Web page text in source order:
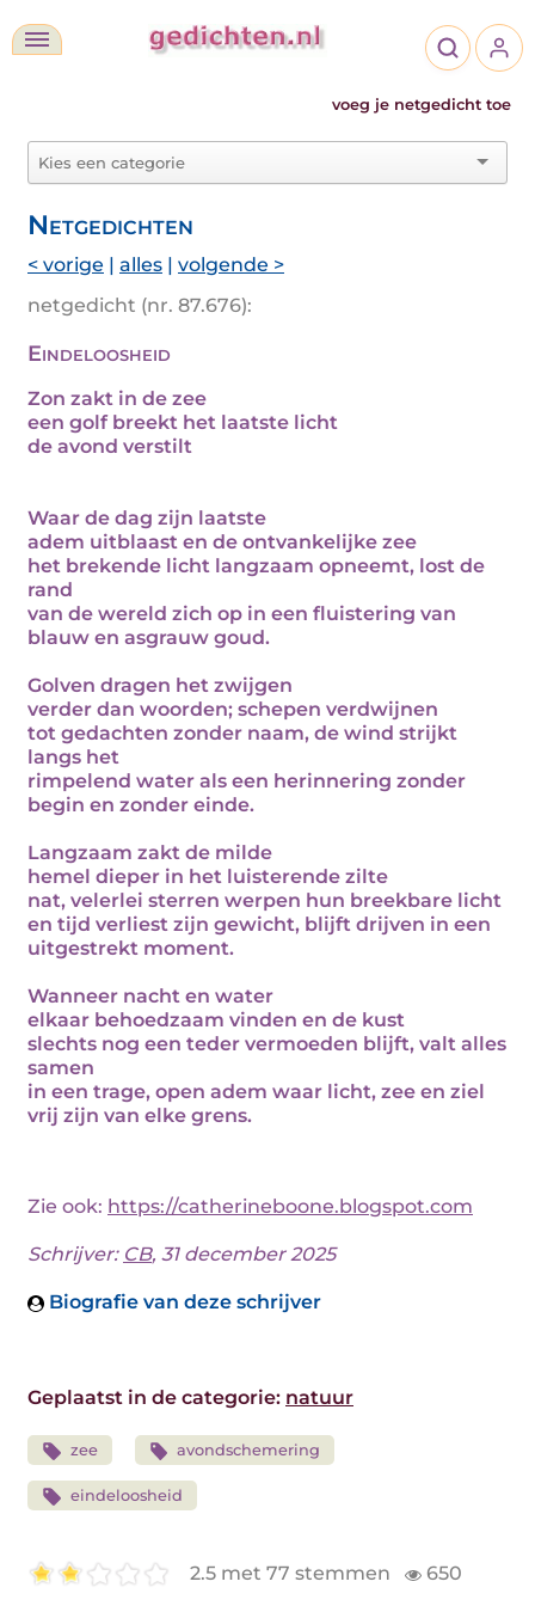
voeg je netgedicht toe
Netgedichten
< vorige | alles | volgende >
netgedicht (nr. 87.676):
Eindeloosheid
Zon zakt in de zee
een golf breekt het laatste licht
de avond verstilt
Waar de dag zijn laatste
adem uitblaast en de ontvankelijke zee
het brekende licht langzaam opneemt, lost de
rand
van de wereld zich op in een fluistering van
blauw en asgrauw goud.
Golven dragen het zwijgen
verder dan woorden; schepen verdwijnen
tot gedachten zonder naam, de wind strijkt
langs het
rimpelend water als een herinnering zonder
begin en zonder einde.
Langzaam zakt de milde
hemel dieper in het luisterende zilte
nat, velerlei sterren werpen hun breekbare licht
en tijd verliest zijn gewicht, blijft drijven in een
uitgestrekt moment.
Wanneer nacht en water
elkaar behoedzaam vinden en de kust
slechts nog een teder vermoeden blijft, valt alles
samen
in een trage, open adem waar licht, zee en ziel
vrij zijn van elke grens.
Zie ook: https://catherineboone.blogspot.com
Schrijver: CB, 31 december 2025
Biografie van deze schrijver
Geplaatst in de categorie: natuur
zee avondschemering
eindeloosheid
2.5 met 77 stemmen 650